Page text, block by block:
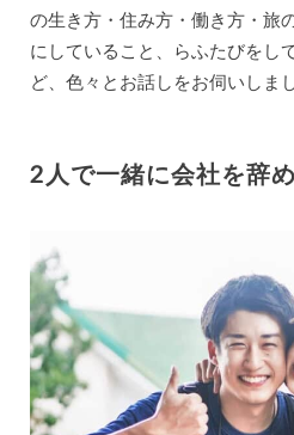
の生き方・住み方・働き方・旅
にしていること、らふたびをし
ど、色々とお話しをお伺いしまし
2人で一緒に会社を辞